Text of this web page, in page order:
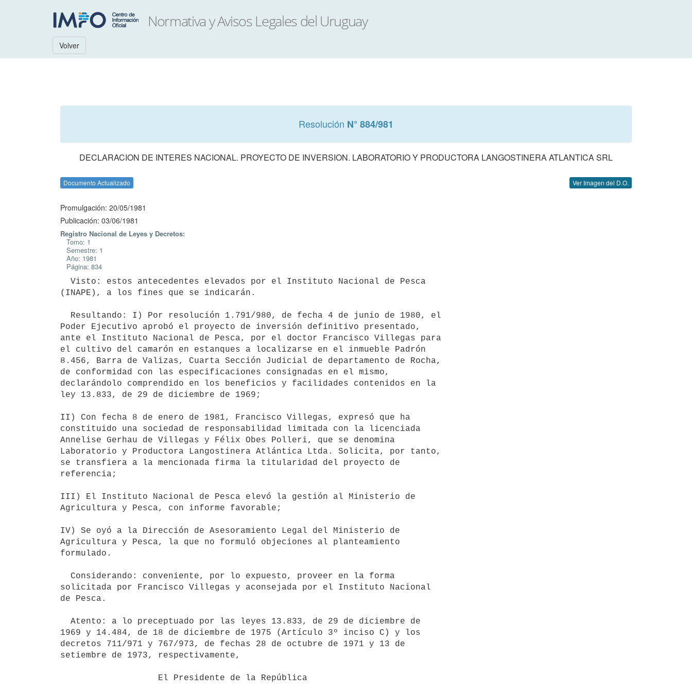
Volver
Resolución N° 884/981
DECLARACION DE INTERES NACIONAL. PROYECTO DE INVERSION. LABORATORIO Y PRODUCTORA LANGOSTINERA ATLANTICA SRL
Documento Actualizado Ver Imagen del D.O.
Promulgación: 20/05/1981
Publicación: 03/06/1981
Registro Nacional de Leyes y Decretos:
Tomo: 1
Semestre: 1
Año: 1981
Página: 834
(INAPE), a los fines que se indicarán.
Poder Ejecutivo aprobó el proyecto de inversión definitivo presentado,
ante el Instituto Nacional de Pesca, por el doctor Francisco Villegas para
el cultivo del camarón en estanques a localizarse en el inmueble Padrón
8.456, Barra de Valizas, Cuarta Sección Judicial de departamento de Rocha,
de conformidad con las especificaciones consignadas en el mismo,
declarándolo comprendido en los beneficios y facilidades contenidos en la
ley 13.833, de 29 de diciembre de 1969;
II) Con fecha 8 de enero de 1981, Francisco Villegas, expresó que ha
constituido una sociedad de responsabilidad limitada con la licenciada
Annelise Gerhau de Villegas y Félix Obes Polleri, que se denomina
Laboratorio y Productora Langostinera Atlántica Ltda. Solicita, por tanto,
se transfiera a la mencionada firma la titularidad del proyecto de
referencia;
III) El Instituto Nacional de Pesca elevó la gestión al Ministerio de
Agricultura y Pesca, con informe favorable;
IV) Se oyó a la Dirección de Asesoramiento Legal del Ministerio de
Agricultura y Pesca, la que no formuló objeciones al planteamiento
formulado.
solicitada por Francisco Villegas y aconsejada por el Instituto Nacional
de Pesca.
1969 y 14.484, de 18 de diciembre de 1975 (Artículo 3º inciso C) y los
decretos 711/971 y 767/973, de fechas 28 de octubre de 1971 y 13 de
setiembre de 1973, respectivamente,